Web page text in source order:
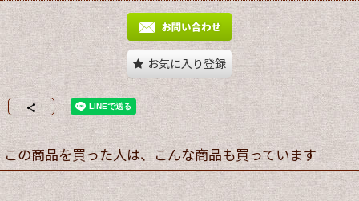
お気に入り登録
この商品を買った人は、こんな商品も買っています